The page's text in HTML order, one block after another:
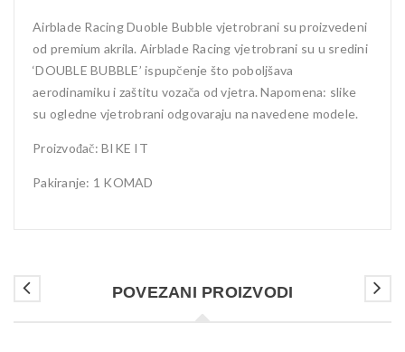
Airblade Racing Duoble Bubble vjetrobrani su proizvedeni
od premium akrila. Airblade Racing vjetrobrani su u sredini
‘DOUBLE BUBBLE’ ispupčenje što poboljšava
aerodinamiku i zaštitu vozača od vjetra. Napomena: slike
su ogledne vjetrobrani odgovaraju na navedene modele.
Proizvođač: BIKE IT
Pakiranje: 1 KOMAD
POVEZANI PROIZVODI